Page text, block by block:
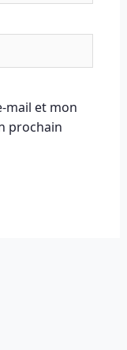
mail et mon
prochain